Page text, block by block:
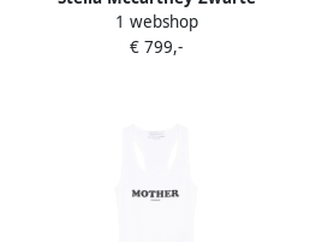
Tassen Collectie Black
Dames
1 webshop
€ 799,-